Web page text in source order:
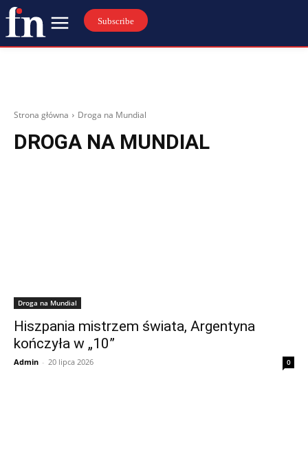
Subscribe
Strona główna Droga na Mundial
DROGA NA MUNDIAL
Droga na Mundial
Hiszpania mistrzem świata, Argentyna
kończyła w „10”
Admin - 20 lipca 2026 0